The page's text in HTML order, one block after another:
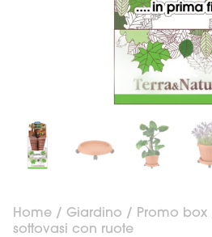
Home / Giardino / Promo box
sottovasi con ruote